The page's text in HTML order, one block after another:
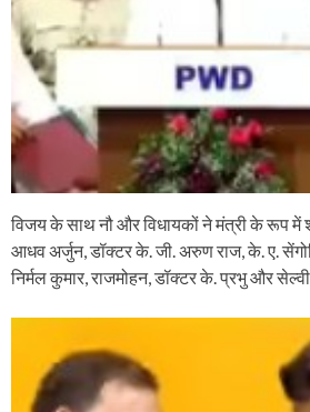
विजय के साथ नौ और विधायकों ने मंत्री के रूप
आधव अर्जुन, डॉक्टर के. जी. अरुण राज, के. ए.
निर्मल कुमार, राजमोहन, डॉक्टर के. प्रभु और